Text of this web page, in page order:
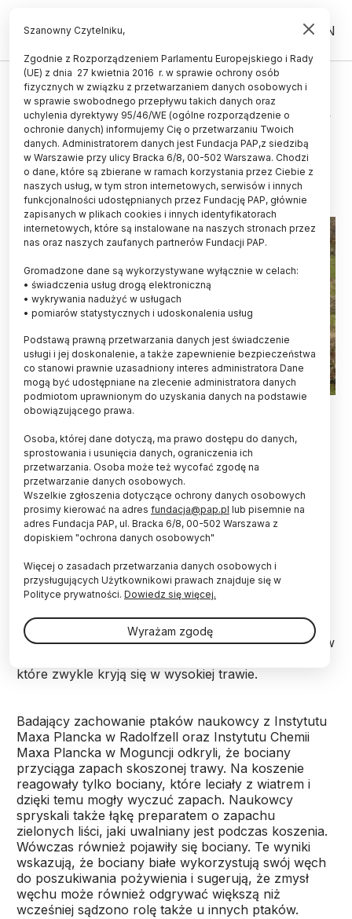
PL EN
ŚWIAT
Zapach skoszonej trawy przyciąga
bociany
22.07.2021
aktualizacja: 22.07.2021
3 minuty czytania
Fot. Adobe Stock
Zapach świeżo skoszonej trawy kojarzy się
bocianom z okazją, by się dobrze najeść -
informuje pismo “Scientific Reports”.
Ptaki znane są z bystrego wzroku (zwłaszcza orły i
sokoły) oraz słuchu (szczególnie sowy). Dzięki
wyostrzonym zmysłom nie mają problemów ze
zdobywaniem pożywienia. Natomiast ich węch
wydawał się odgrywać raczej podrzędną rolę.
Gdy łąki - na przykład nad Jeziorem Bodeńskim - są
świeżo skoszone, często pojawiają się tam bociany w
które zwykle kryją się w wysokiej trawie.
Badający zachowanie ptaków naukowcy z Instytutu
Maxa Plancka w Radolfzell oraz Instytutu Chemii
Maxa Plancka w Moguncji odkryli, że bociany
przyciąga zapach skoszonej trawy. Na koszenie
reagowały tylko bociany, które leciały z wiatrem i
dzięki temu mogły wyczuć zapach. Naukowcy
spryskali także łąkę preparatem o zapachu
zielonych liści, jaki uwalniany jest podczas koszenia.
Wówczas również pojawiły się bociany. Te wyniki
wskazują, że bociany białe wykorzystują swój węch
do poszukiwania pożywienia i sugerują, że zmysł
węchu może również odgrywać większą niż
wcześniej sądzono rolę także u innych ptaków.
Szanowny Czytelniku,
Zgodnie z Rozporządzeniem Parlamentu Europejskiego i Rady
(UE) z dnia 27 kwietnia 2016 r. w sprawie ochrony osób
fizycznych w związku z przetwarzaniem danych osobowych i
w sprawie swobodnego przepływu takich danych oraz
uchylenia dyrektywy 95/46/WE (ogólne rozporządzenie o
ochronie danych) informujemy Cię o przetwarzaniu Twoich
danych. Administratorem danych jest Fundacja PAP,z siedzibą
w Warszawie przy ulicy Bracka 6/8, 00-502 Warszawa. Chodzi
o dane, które są zbierane w ramach korzystania przez Ciebie z
naszych usług, w tym stron internetowych, serwisów i innych
funkcjonalności udostępnianych przez Fundację PAP, głównie
zapisanych w plikach cookies i innych identyfikatorach
internetowych, które są instalowane na naszych stronach przez
nas oraz naszych zaufanych partnerów Fundacji PAP.
Gromadzone dane są wykorzystywane wyłącznie w celach:
• świadczenia usług drogą elektroniczną
• wykrywania nadużyć w usługach
• pomiarów statystycznych i udoskonalenia usług
Podstawą prawną przetwarzania danych jest świadczenie
usługi i jej doskonalenie, a także zapewnienie bezpieczeństwa
co stanowi prawnie uzasadniony interes administratora Dane
mogą być udostępniane na zlecenie administratora danych
podmiotom uprawnionym do uzyskania danych na podstawie
obowiązującego prawa.
Osoba, której dane dotyczą, ma prawo dostępu do danych,
sprostowania i usunięcia danych, ograniczenia ich
przetwarzania. Osoba może też wycofać zgodę na
przetwarzanie danych osobowych.
Wszelkie zgłoszenia dotyczące ochrony danych osobowych
prosimy kierować na adres fundacja@pap.pl lub pisemnie na
adres Fundacja PAP, ul. Bracka 6/8, 00-502 Warszawa z
dopiskiem "ochrona danych osobowych"
Więcej o zasadach przetwarzania danych osobowych i
przysługujących Użytkownikowi prawach znajduje się w
Polityce prywatności. Dowiedz się więcej.
Wyrażam zgodę